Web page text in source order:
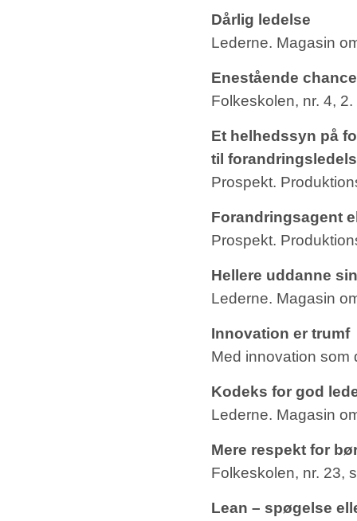
Dårlig ledelse
Lederne. Magasin
Enestående
Folkeskolen, nr. 4,
Et helhedssyn på
til
Prospekt.
Forandringsagent
Prospekt.
Hellere uddanne
Lederne. Magasin
Innovation er trumf
Med innovation som
Kodeks for god
Lederne. Magasin
Mere respekt for
Folkeskolen, nr. 23,
Lean – spøgelse